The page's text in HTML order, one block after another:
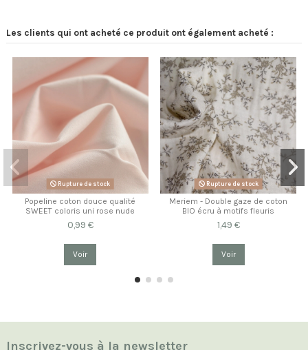
Les clients qui ont acheté ce produit ont également acheté :
Rupture de stock
Popeline coton douce qualité
SWEET coloris uni rose nude
0,99 €
Voir
Rupture de stock
Meriem - Double gaze de coton
BIO écru à motifs fleuris
1,49 €
Voir
Inscrivez-vous à la newsletter